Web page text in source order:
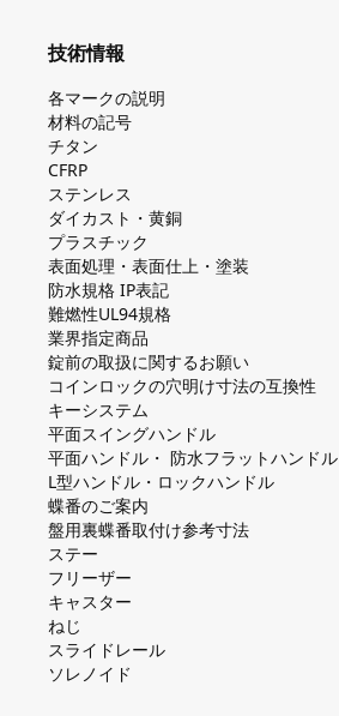
技術情報
各マークの説明
材料の記号
チタン
CFRP
ステンレス
ダイカスト・⻩銅
プラスチック
表面処理・表面仕上・塗装
防⽔規格 IP表記
難燃性UL94規格
業界指定商品
錠前の取扱に関するお願い
コインロックの⽳明け⼨法の互換性
キーシステム
平⾯スイングハンドル
平⾯ハンドル・ 防⽔フラットハンドル
L型ハンドル・ロックハンドル
蝶番のご案内
盤⽤裏蝶番取付け参考⼨法
ステー
フリーザー
キャスター
ねじ
スライドレール
ソレノイド